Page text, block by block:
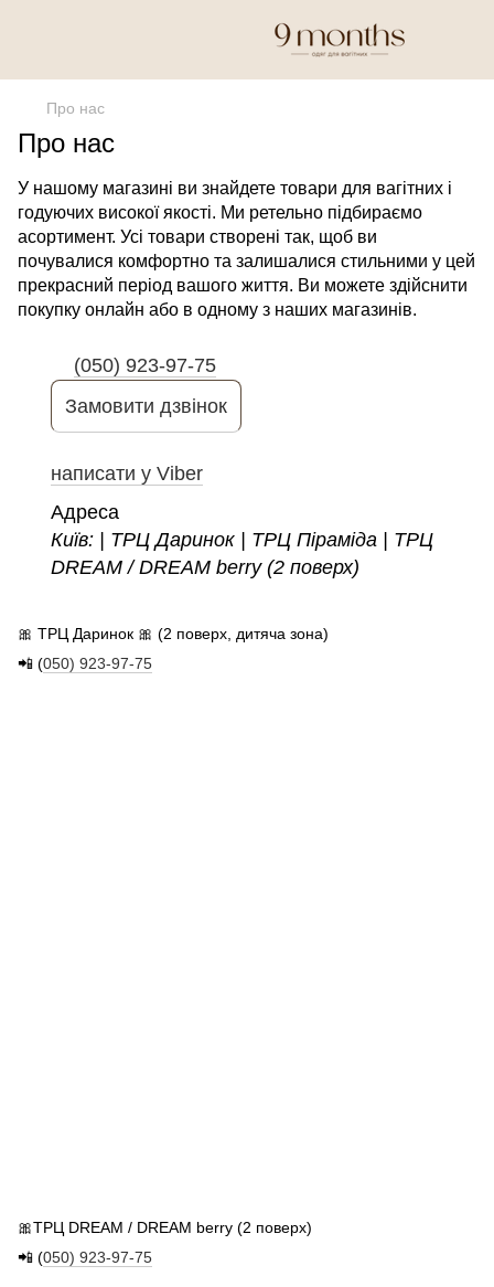
Про нас
Про нас
У нашому магазині ви знайдете товари для вагітних і
годуючих високої якості. Ми ретельно підбираємо
асортимент. Усі товари створені так, щоб ви
почувалися комфортно та залишалися стильними у цей
прекрасний період вашого життя. Ви можете здійснити
покупку онлайн або в одному з наших магазинів.
(050) 923-97-75
Замовити дзвінок
написати у Viber
Адреса
Київ: | ТРЦ Даринок | ТРЦ Піраміда | ТРЦ
DREAM / DREAM berry (2 поверх)
🎀 ТРЦ Даринок 🎀 (2 поверх, дитяча зона)
📲 (050) 923-97-75
🎀ТРЦ DREAM / DREAM berry (2 поверх)
📲 (050) 923-97-75